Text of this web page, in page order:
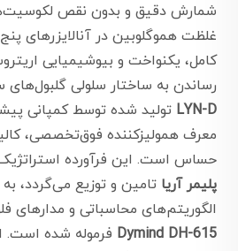
شمارش دقیق و بدون نقص
غلظت هموگلوبین در آنالایزرهای
کامل، یکنواخت و بیوشیمیایی
رساندن به ساختار سلولی
LYN-D تولید شده توسط کمپانی
معرف همولیزکننده فوق‌تخصصی،
حساس است. این فرآورده
پلیمر آریا تامین و توزیع می‌گردد،
الگوریتم‌های محاسباتی و مدارهای
Dymind DH-615 فرموله شده است.